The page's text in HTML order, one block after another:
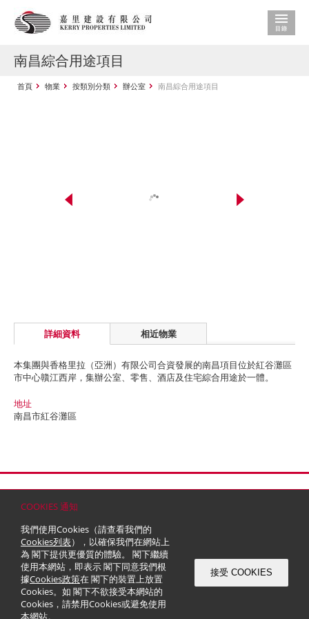
COOKIES 通知
我們使用Cookies（請查看我們的
Cookies列表），以確保我們在網站上
為 閣下提供更優質的體驗。 閣下繼續
使用本網站，即表示 閣下同意我們根
據Cookies政策在 閣下的裝置上放置
Cookies。如 閣下不欲接受本網站的
Cookies，請禁用Cookies或避免使用
本網站。
接受 COOKIES
南昌綜合用途項目
首頁 物業 按類別分類 辦公室 南昌綜合用途項目
詳細資料 相近物業
本集團與香格里拉（亞洲）有限公司合資發展的南昌項目位於紅谷灘區
市中心贛江西岸，集辦公室、零售、酒店及住宅綜合用途於一體。
地址
南昌市紅谷灘區
© 2026 嘉里建設有限公司 (於百慕達註冊成立之有限公司)